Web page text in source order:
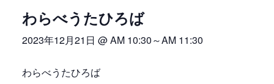
わらべうたひろば
2023年12月21日 @ AM 10:30～AM 11:30
わらべうたひろば